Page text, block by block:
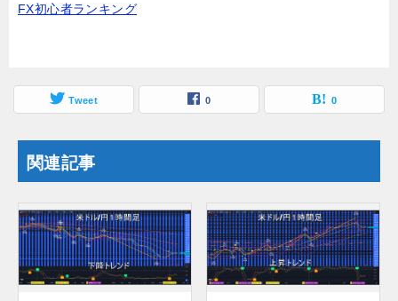
FX初心者ランキング
Tweet 0 0
関連記事